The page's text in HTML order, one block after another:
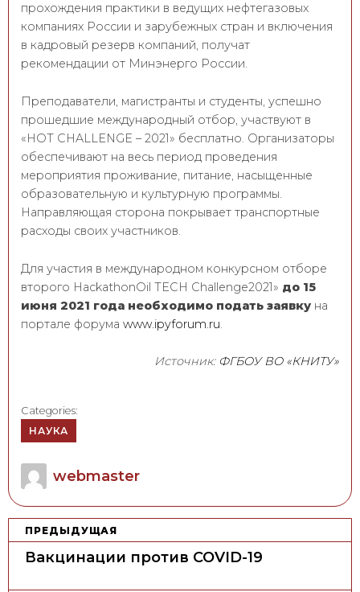
прохождения практики в ведущих нефтегазовых
компаниях России и зарубежных стран и включения
в кадровый резерв компаний, получат
рекомендации от Минэнерго России.
Преподаватели, магистранты и студенты, успешно
прошедшие международный отбор, участвуют в
«HOT CHALLENGE – 2021» бесплатно. Организаторы
обеспечивают на весь период проведения
мероприятия проживание, питание, насыщенные
образовательную и культурную программы.
Направляющая сторона покрывает транспортные
расходы своих участников.
Для участия в международном конкурсном отборе
второго HackathonOil TECH Challenge2021» до 15
июня 2021 года необходимо подать заявку на
портале форума www.ipyforum.ru.
Источник: ФГБОУ ВО «КНИТУ»
Categories:
НАУКА
Author
webmaster
НПРЕДЫДУЩАЯ
Вакцинации против COVID-19